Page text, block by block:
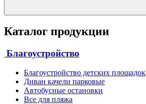
Каталог продукции
Благоустройство
Благоустройство детских площадок
Диван качели парковые
Автобусные остановки
Все для пляжа